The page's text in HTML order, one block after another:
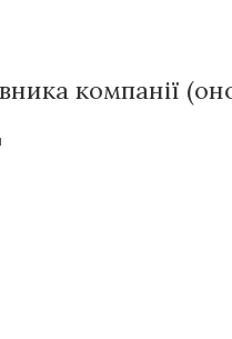
компанії